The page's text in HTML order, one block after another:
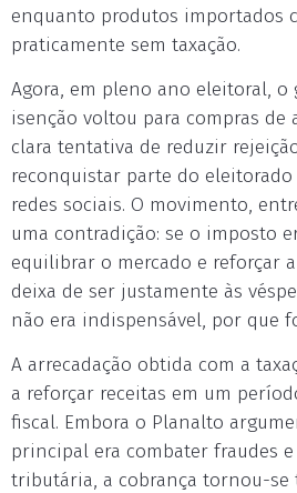
enquanto produtos importados
praticamente sem taxação.
Agora, em pleno ano eleitoral, o
isenção voltou para compras de
clara tentativa de reduzir
reconquistar parte do
redes sociais. O movimento,
uma contradição: se o imposto
equilibrar o mercado e reforçar
deixa de ser justamente às
não era indispensável, por que
A arrecadação obtida com a
a reforçar receitas em um
fiscal. Embora o Planalto
principal era combater fraudes
tributária, a cobrança tornou-se